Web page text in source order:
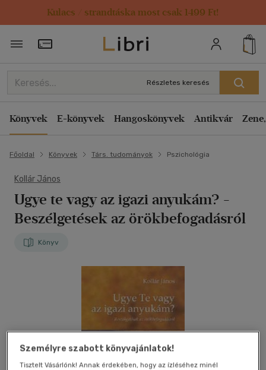
Kulacs / strandtáska most csak 1499 Ft!
Törzsvásárlói Kártya adatai
Részletes keresés
Könyvek E-könyvek Hangoskönyvek Antikvár
Főoldal Könyvek Társ. tudományok Pszichológia
Kollár János
Ugye te vagy az igazi anyukám? -
Beszélgetések az örökbefogadásról
Könyv
Személyre szabott könyvajánlatok!
Tisztelt Vásárlónk! Annak érdekében, hogy az ízléséhez minél